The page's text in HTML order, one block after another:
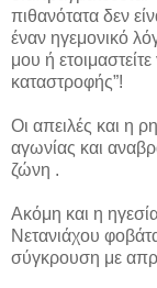
πιθανότατα δεν
έναν ηγεμονικό
μου ή
καταστροφής”!
Οι απειλές και η
αγωνίας και
ζώνη .
Ακόμη και η
Νετανιάχου
σύγκρουση με